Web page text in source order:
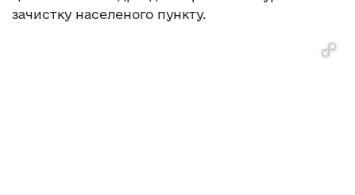
зачистку населеного пункту.